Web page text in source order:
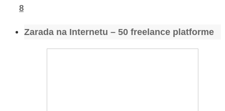
8
Zarada na Internetu – 50 freelance platforme